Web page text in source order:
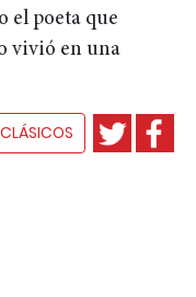
el poeta que
vivió en una
CLÁSICOS